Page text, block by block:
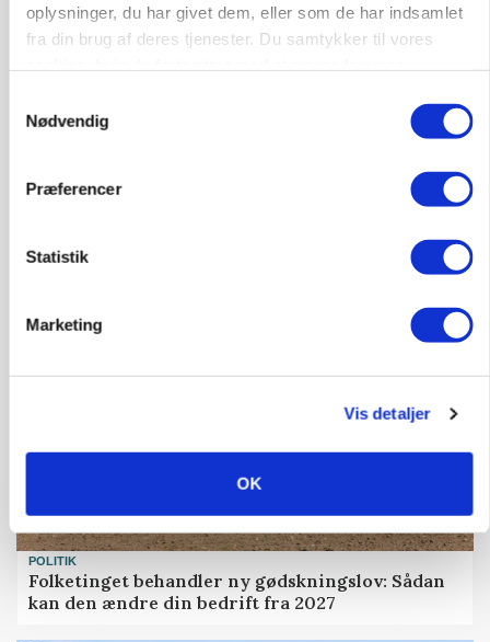
oplysninger, du har givet dem, eller som de har indsamlet
fra din brug af deres tjenester. Du samtykker til vores
Nødvendig
Præferencer
Statistik
Marketing
Vis detaljer
OK
marked for biokul
POLITIK
»Nu stopper I«: Landbrugsdebattør og
POLITIK
Folketinget behandler ny gødskningslov: Sådan
kan den ændre din bedrift fra 2027